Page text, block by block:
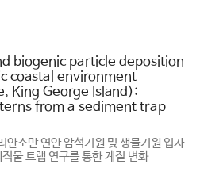
biogenic particle deposition
coastal environment
King George Island):
from a sediment trap
안소만 연안 암석기원 및 생물기원 입자
물 트랩 연구를 통한 계절 변화